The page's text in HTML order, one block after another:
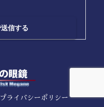
プライバシーポリシー